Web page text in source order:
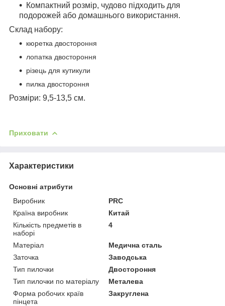
Компактний розмір, чудово підходить для
подорожей або домашнього використання.
Склад набору:
кюретка двостороння
лопатка двостороння
різець для кутикули
пилка двостороння
Розміри: 9,5-13,5 см.
Приховати
Характеристики
Основні атрибути
Виробник
PRC
Країна виробник
Китай
Кількість предметів в
наборі
4
Матеріал
Медична сталь
Заточка
Заводська
Тип пилочки
Двостороння
Тип пилочки по матеріалу
Металева
Форма робочих країв
пінцета
Закруглена